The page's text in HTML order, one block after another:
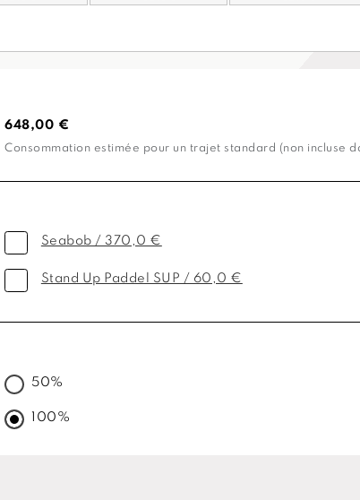
648,00 €
Consommation estimée pour un trajet standard (non incluse
Seabob / 370,0 €
Stand Up Paddel SUP / 60,0 €
50%
100%